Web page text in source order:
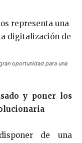
oportunidad para una
y poner los
de una